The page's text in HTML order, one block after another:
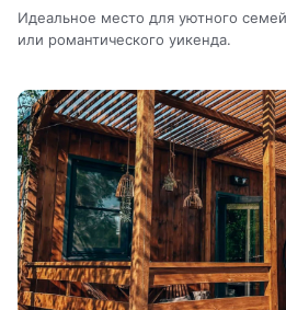
Идеальное место для уютного
или романтического уикенда.